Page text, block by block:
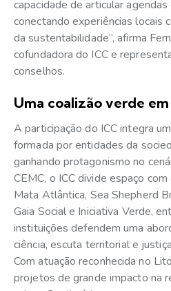
capacidade de articular
conectando experiências locais
da sustentabilidade”, afirma
cofundadora do ICC e
conselhos.
Uma coalizão verde
A participação do ICC integra
formada por entidades da
ganhando protagonismo no
CEMC, o ICC divide espaço
Mata Atlântica, Sea Shepherd
Gaia Social e Iniciativa Verde,
instituições defendem uma
ciência, escuta territorial e
Com atuação reconhecida no
projetos de grande impacto na